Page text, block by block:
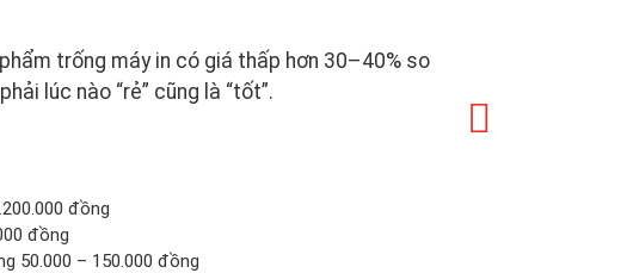
trống máy in có giá thấp hơn 30–40% so
lúc nào “rẻ” cũng là “tốt”.
đồng
đồng
50.000 – 150.000 đồng